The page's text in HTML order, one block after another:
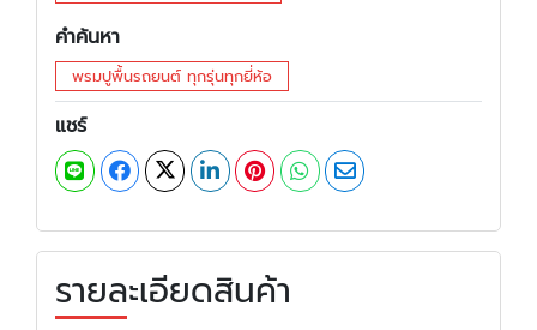
คำค้นหา
พรมปูพื้นรถยนต์ ทุกรุ่นทุกยี่ห้อ
แชร์
รายละเอียดสินค้า